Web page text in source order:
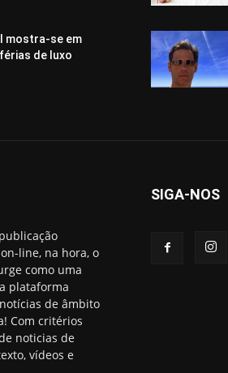
mostra-se em
de luxo
line, na hora, o
como uma
plataforma
de âmbito
Com critérios
noticias de
vídeos e
SIGA-NOS